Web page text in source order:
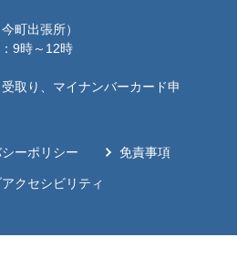
町出張所）
9時～12時
取り、マイナンバーカード申
ーポリシー 免責事項
クセシビリティ